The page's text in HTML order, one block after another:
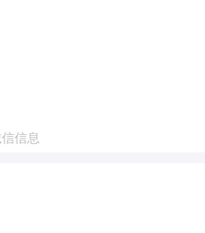
信息